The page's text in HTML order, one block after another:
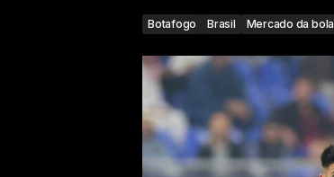
Botafogo Brasil Mercado da bola